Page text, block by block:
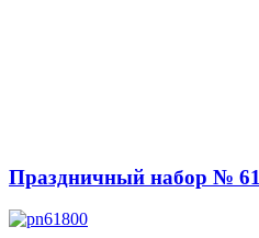
Праздничный набор № 61